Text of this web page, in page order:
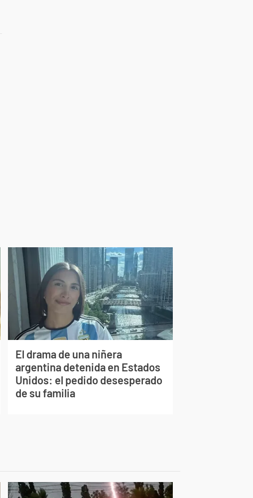
El drama de una niñera
argentina detenida en Estados
Unidos: el pedido desesperado
de su familia